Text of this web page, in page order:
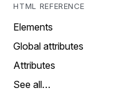
HTML REFERENCE
Elements
Global attributes
Attributes
See all…